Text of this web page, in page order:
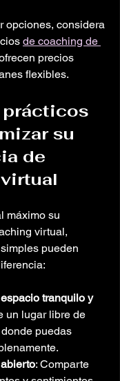
opciones, considera
de coaching de
precios
flexibles.
su
de
máximo su
virtual,
pueden
tranquilo y
un lugar libre de
puedas
: Comparte